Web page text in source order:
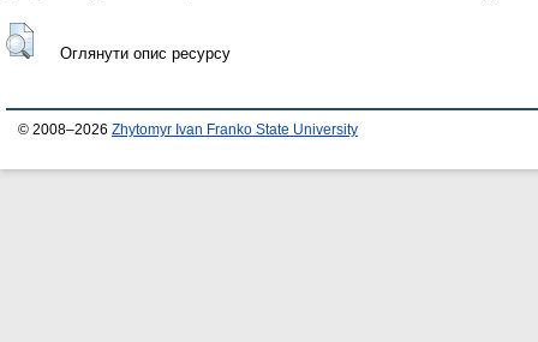
Оглянути опис ресурсу
© 2008–2026 Zhytomyr Ivan Franko State University